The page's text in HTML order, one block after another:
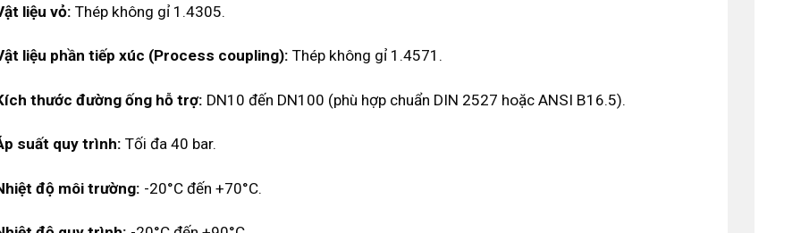
liệu vỏ: Thép không gỉ 1.4305.
liệu phần tiếp xúc (Process coupling): Thép không gỉ 1.4571.
thước đường ống hỗ trợ: DN10 đến DN100 (phù hợp chuẩn DIN 2527 hoặc ANSI B16.5).
suất quy trình: Tối đa 40 bar.
độ môi trường: -20°C đến +70°C.